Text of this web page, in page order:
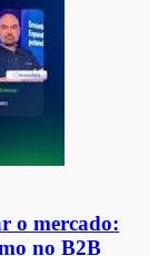
o mercado:
no B2B